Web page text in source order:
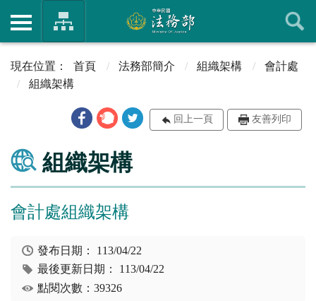
首頁 法務部簡介 組織架構
會計處
組織架構
回上一頁 友善列印
組織架構
會計處組織架構
發布日期： 113/04/22
最後更新日期： 113/04/22
點閱次數：39326